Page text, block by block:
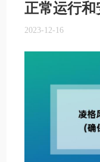
正常运行和
2023-12-16